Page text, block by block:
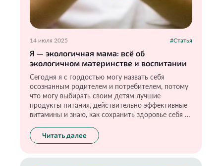
14 июля 2025 #Статья
Я — экологичная мама: всё об
экологичном материнстве и воспитании
Сегодня я с гордостью могу назвать себя
осознанным родителем и потребителем, потому
что могу выбирать своим детям лучшие
продукты питания, действительно эффективные
витамины и знаю, как сохранить здоровье себя и
теперь стараюсь передать эти знания своим
детям. Я уверена, что ответственность и умение
Читать далее